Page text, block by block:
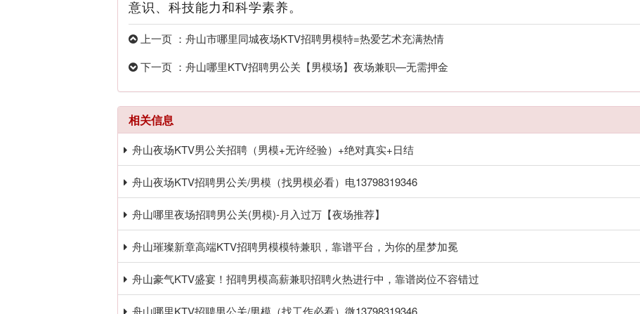
意识、科技能力和科学素养。
上一页 ：舟山市哪里同城夜场KTV招聘男模特=热爱艺术充满热情
下一页 ：舟山哪里KTV招聘男公关【男模场】夜场兼职—无需押金
相关信息
舟山夜场KTV男公关招聘（男模+无许经验）+绝对真实+日结
舟山夜场KTV招聘男公关/男模（找男模必看）电13798319346
舟山哪里夜场招聘男公关(男模)-月入过万【夜场推荐】
舟山璀璨新章高端KTV招聘男模模特兼职，靠谱平台，为你的星梦加冕
舟山豪气KTV盛宴！招聘男模高薪兼职招聘火热进行中，靠谱岗位不容错过
舟山哪里KTV招聘男公关/男模（找工作必看）微13798319346